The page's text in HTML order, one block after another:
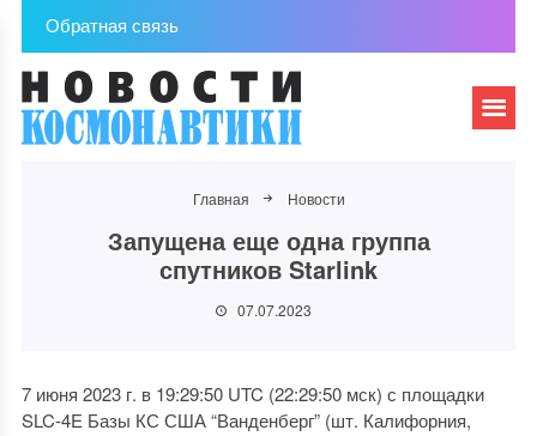
Обратная связь
Главная Новости
Запущена еще одна группа
спутников Starlink
07.07.2023
7 июня 2023 г. в 19:29:50 UTC (22:29:50 мск) с площадки
SLC-4E Базы КС США “Ванденберг” (шт. Калифорния,